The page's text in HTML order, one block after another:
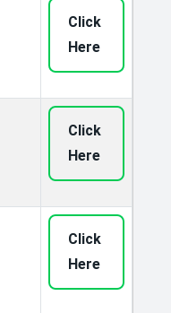
Click
Here
Click
Here
Click
Here